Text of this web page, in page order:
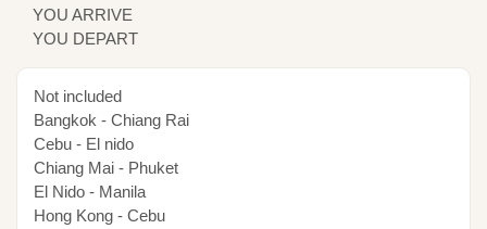
YOU ARRIVE
YOU DEPART
Not included
Bangkok - Chiang Rai
Cebu - El nido
Chiang Mai - Phuket
El Nido - Manila
Hong Kong - Cebu